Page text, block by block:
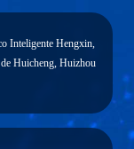
Inteligente Hengxin,
Huicheng, Huizhou